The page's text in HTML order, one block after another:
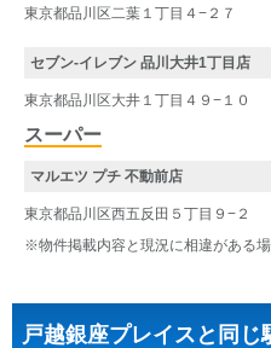
東京都品川区二葉１丁目４−２７
セブン-イレブン 品川大井1丁目店
東京都品川区大井１丁目４９−１０
スーパー
マルエツ プチ 不動前店
東京都品川区西五反田５丁目９−２
※物件掲載内容と現況に相違がある場
戸越銀座プレイスと同じ